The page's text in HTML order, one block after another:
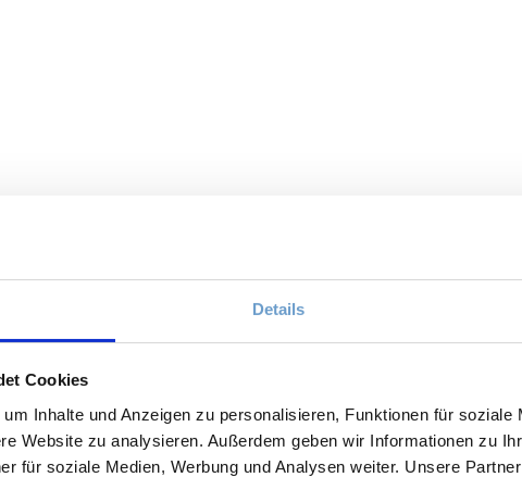
Details
Cookies
Inhalte und Anzeigen zu personalisieren, Funktionen für soziale
Website zu analysieren. Außerdem geben wir Informationen zu
für soziale Medien, Werbung und Analysen weiter. Unsere